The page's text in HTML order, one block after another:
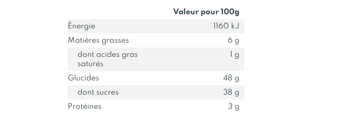
Valeur pour 100g
Énergie
1160 kJ
Matières grasses
6 g
dont acides gras
saturés
1 g
Glucides
48 g
dont sucres
38 g
Protéines
3 g